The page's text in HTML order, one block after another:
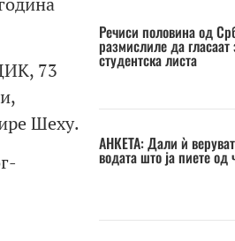
73
Шеху.
Речиси половина од
размислиле да гласаат
студентска листа
АНКЕТА: Дали ѝ
водата што ја пиете